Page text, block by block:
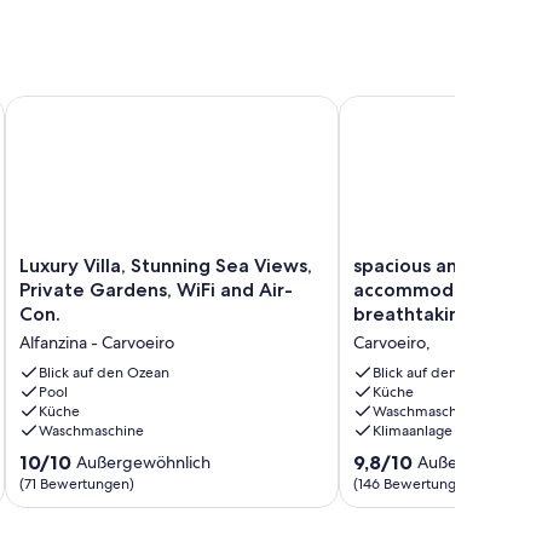
und eigenem Garten.
and Furnished Bungalow
Luxury
Villa,
Stunning
Views,
Private
Gardens,
WiFi
and
Air-
Con.
Alfanzina
Luxury Villa, Stunning Sea Views,
Private Gardens, WiFi and Air-
Con.
Alfanzina - Carvoeiro
Blick auf den Ozean
Pool
Küche
Waschmaschine
10.0
von
10,
10/10 Außergewöhnlich
(71 Bewertungen)
Luxury Villa, Stunning Sea Views, Private Gardens, WiFi and
spacious
and
comfortable
with
breathtaking
sea
view
Carvoeiro,
spacious and
accommodation
breathtaking sea
Carvoeiro,
Blick auf den Ozean
Küche
Waschmaschine
Klimaanlage
9.8
von
10,
9,8/10
(146 Bewertungen)
spacious and